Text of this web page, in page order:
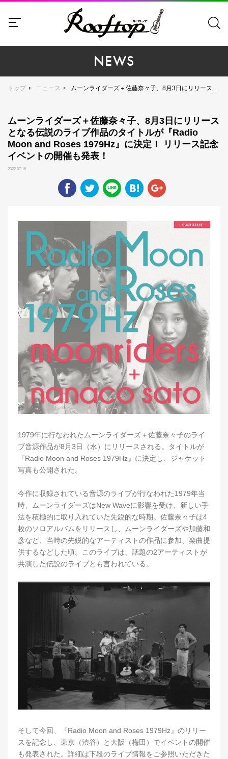
NEWS
トップ ニュース ムーンライダーズ＋佐藤奈々子、8月3日にリリースとなる伝説のライブ作品のタイトルが『Radio Moon and Roses 1979Hz』に決定！ リリース記念イベントの開催も発表！
ムーンライダーズ＋佐藤奈々子、8月3日にリリース
となる伝説のライブ作品のタイトルが『Radio
Moon and Roses 1979Hz』に決定！ リリース記念
イベントの開催も発表！
2022.07.16
1979年に行なわれたムーンライダーズ＋佐藤奈々子のライ
ブ音源作品が8月3日（水）にリリースされる。タイトルが
『Radio Moon and Roses 1979Hz』に決定し、ジャケット
写真も公開された。
今作に収録されている音源のライブが行なわれた1979年当
時、ムーンライダーズはNew Waveに影響を受け、新しい手
法を積極的に取り入れていた先鋭的な時期。佐藤奈々子は4
枚のソロアルバムをリリースし、ムーンライダーズや加藤和
彦など、当時の先鋭的なアーティストの作品に参加、楽曲提
供するなどした頃。このライブは、話題の2アーティストが
共演した伝説のライブとも言われている。
そして今回、『Radio Moon and Roses 1979Hz』のリリー
スを記念し、東京（渋谷）と大阪（梅田）でイベントの開催
も発表された。詳細は下段のライブ情報をご参照いただきた